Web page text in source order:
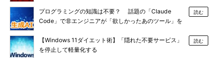
プログラミングの知識は不要？ 話題の「Claude
Code」で非エンジニアが「欲しかったあのツール」を
読む
【Windows 11ダイエット術】「隠れた不要サービス」
を停止して軽量化する
読む